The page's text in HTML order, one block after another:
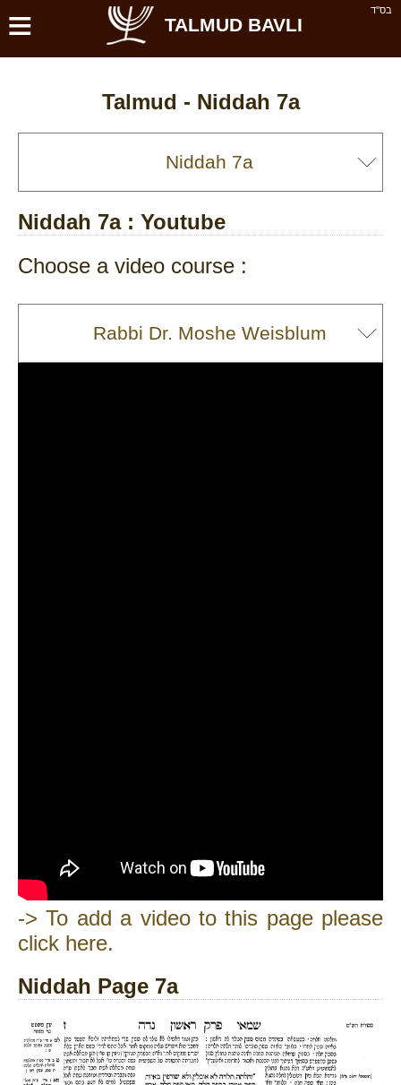
בס''ד ≡ TALMUD BAVLI
Talmud - Niddah 7a
Niddah 7a: Youtube
Choose a video course :
-> To add a video to this page please
click here.
Niddah Page 7a